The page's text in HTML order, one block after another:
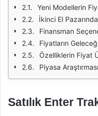
Yeni Modellerin
İkinci El
Finansman
Fiyatların
Özelliklerin Fiyat
Piyasa
Satılık Enter